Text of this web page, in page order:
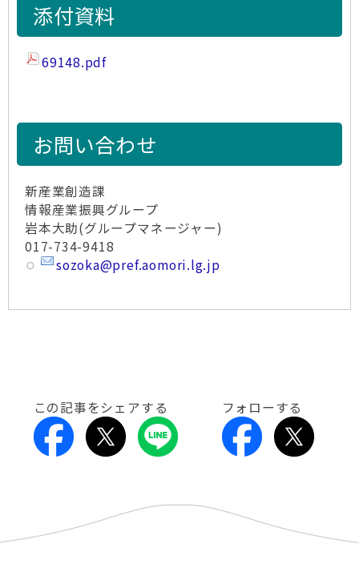
添付資料
69148.pdf
お問い合わせ
新産業創造課
情報産業振興グループ
岩本大助(グループマネージャー)
017-734-9418
sozoka@pref.aomori.lg.jp
この記事をシェアする フォローする